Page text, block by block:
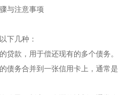
与注意事项
下几种：
贷款，用于偿还现有的多个债务。
债务合并到一张信用卡上，通常是